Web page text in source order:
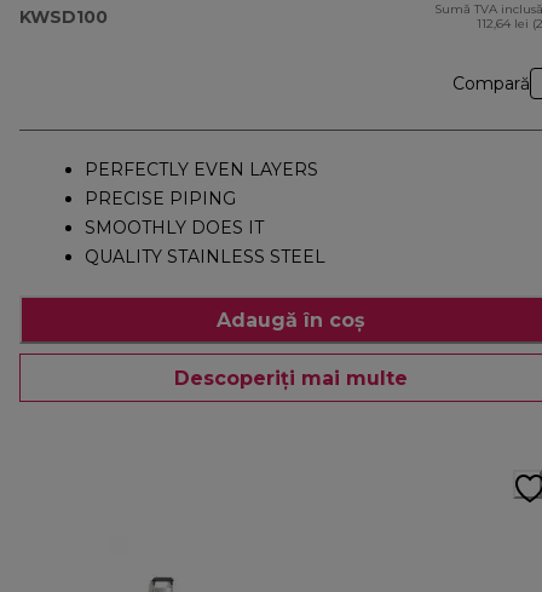
KWSD100
Sumă TVA
112,64 lei
Compară
PERFECTLY EVEN LAYERS
PRECISE PIPING
SMOOTHLY DOES IT
QUALITY STAINLESS STEEL
Adaugă în coș
Descoperiți mai multe